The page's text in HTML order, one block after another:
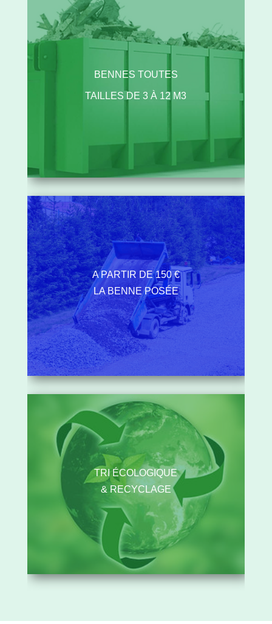
BENNES TOUTES
TAILLES DE 3 À 12 M3
A PARTIR DE 150 €
LA BENNE POSÉE
TRI ÉCOLOGIQUE
& RECYCLAGE